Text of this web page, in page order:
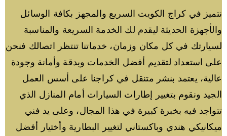
نتميز في كراج الكويت السريع والمجهز بكافة الوسائل
والأجهزة الحديثة ليقدم لك الخدمة السريعة والمناسبة
لسيارتك في كل مكان وزمان، خدماتنا تنتظر اتصالك فنحن
على استعداد لتقديم أفضل الخدمات وبدقة وأمانة وجودة
عالية، يعتمد بنشر متنقل في كراجنا على أسس العمل
الجيد ونقوم بتغيير إطارات السيارات أمام المنازل الذي
تتواجد فيه بخبرة كبيرة في هذا المجال، وعلى يد فني
ميكانيكي هندي وباكستاني لتغيير البطارية وأختيار أفضل